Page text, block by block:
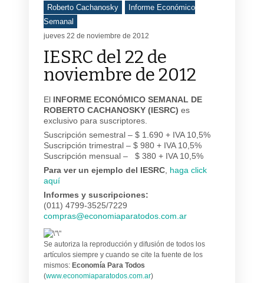
Roberto Cachanosky
Informe Económico
Semanal
jueves 22 de noviembre de 2012
IESRC del 22 de
noviembre de 2012
El INFORME ECONÓMICO SEMANAL DE
ROBERTO CACHANOSKY (IESRC) es
exclusivo para suscriptores.
Suscripción semestral – $ 1.690 + IVA 10,5%
Suscripción trimestral – $ 980 + IVA 10,5%
Suscripción mensual – $ 380 + IVA 10,5%
Para ver un ejemplo del IESRC haga click
aquí
Informes y suscripciones:
(011) 4799-3525/7229
compras@economiaparatodos.com.ar
Se autoriza la reproducción y difusión de todos los
artículos siempre y cuando se cite la fuente de los
mismos: Economía Para Todos
(www.economiaparatodos.com.ar)